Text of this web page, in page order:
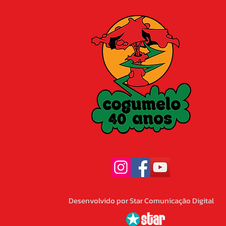
Desenvolvido por Star Comunicação Digital